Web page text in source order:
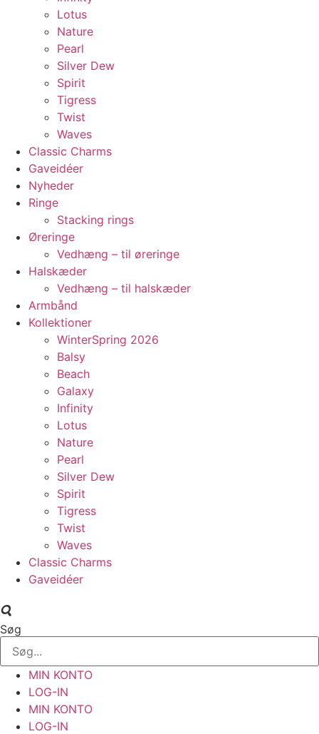
Lotus
Nature
Pearl
Silver Dew
Spirit
Tigress
Twist
Waves
Classic Charms
Gaveidéer
Nyheder
Ringe
Stacking rings
Øreringe
Vedhæng – til øreringe
Halskæder
Vedhæng – til halskæder
Armbånd
Kollektioner
WinterSpring 2026
Balsy
Beach
Galaxy
Infinity
Lotus
Nature
Pearl
Silver Dew
Spirit
Tigress
Twist
Waves
Classic Charms
Gaveidéer
Søg
MIN KONTO
LOG-IN
MIN KONTO
LOG-IN